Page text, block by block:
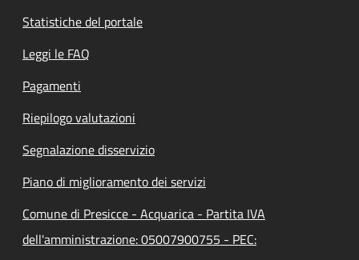
Statistiche del portale
Leggi le FAQ
Pagamenti
Riepilogo valutazioni
Segnalazione disservizio
Piano di miglioramento dei servizi
Comune di Presicce - Acquarica - Partita IVA
dell'amministrazione: 05007900755 - PEC: